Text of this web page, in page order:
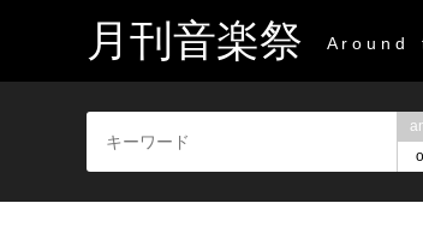
月刊音楽祭 A r o u n d